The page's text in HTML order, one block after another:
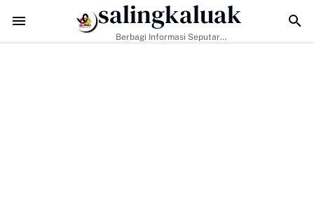
Tantangan Era Digital, Arisal Aziz Ajak Masyarakat Perkuat Nilai
salingkaluak
Berbagi Informasi Seputar